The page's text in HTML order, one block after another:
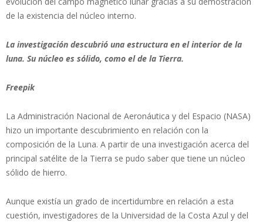
de la existencia del núcleo interno.
La investigación descubrió una estructura en el interior de la
luna. Su núcleo es sólido, como el de la Tierra.
Freepik
La Administración Nacional de Aeronáutica y del Espacio (NASA)
hizo un importante descubrimiento en relación con la
composición de la Luna. A partir de una investigación acerca del
principal satélite de la Tierra se pudo saber que tiene un núcleo
sólido de hierro.
Aunque existía un grado de incertidumbre en relación a esta
cuestión, investigadores de la Universidad de la Costa Azul y del